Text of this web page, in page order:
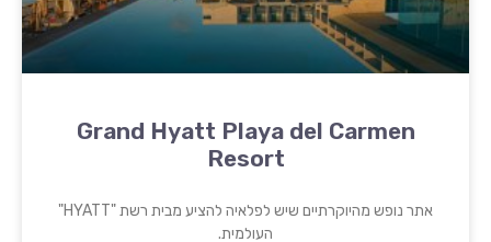
Grand Hyatt Playa del Carmen
Resort
אתר נופש מהיוקרתיים שיש לפלאיה להציע מבית רשת "HYATT"
העולמית.